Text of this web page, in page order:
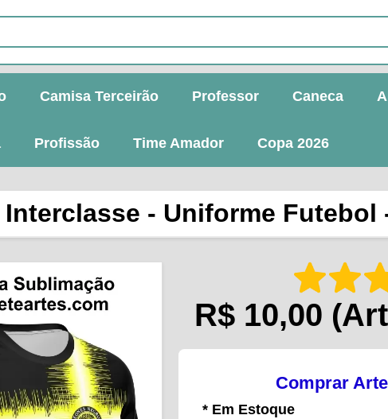
Camisa Terceirão Professor Caneca
Profissão Time Amador Copa 2026
- Uniforme Futebol
R$ 10,00
Comprar
* Em Estoque